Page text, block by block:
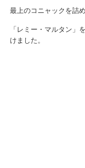
最上のコニャックを詰
「レミー・マルタン」
けました。